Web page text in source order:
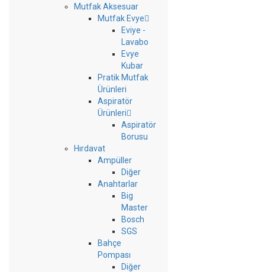
Mutfak Aksesuar
Mutfak Evye
Eviye -
Lavabo
Evye
Kubar
Pratik Mutfak
Ürünleri
Aspiratör
Ürünleri
Aspiratör
Borusu
Hırdavat
Ampüller
Diğer
Anahtarlar
Big
Master
Bosch
SGS
Bahçe
Pompası
Diğer